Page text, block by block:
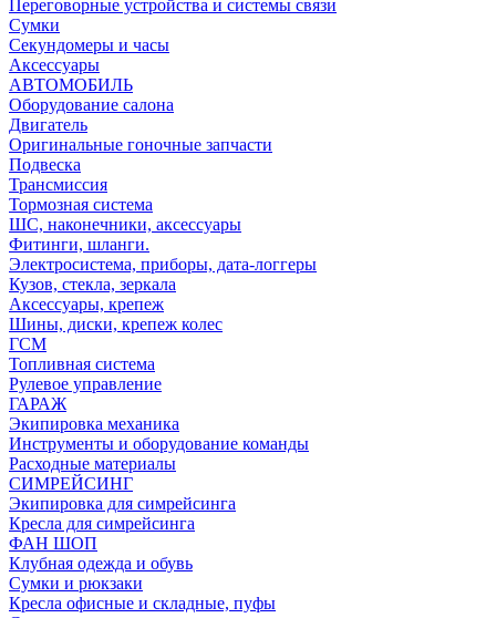
Переговорные устройства и системы связи
Сумки
Секундомеры и часы
Аксессуары
АВТОМОБИЛЬ
Оборудование салона
Двигатель
Оригинальные гоночные запчасти
Подвеска
Трансмиссия
Тормозная система
ШС, наконечники, аксессуары
Фитинги, шланги.
Электросистема, приборы, дата-логгеры
Кузов, стекла, зеркала
Аксессуары, крепеж
Шины, диски, крепеж колес
ГСМ
Топливная система
Рулевое управление
ГАРАЖ
Экипировка механика
Инструменты и оборудование команды
Расходные материалы
СИМРЕЙСИНГ
Экипировка для симрейсинга
Кресла для симрейсинга
ФАН ШОП
Клубная одежда и обувь
Сумки и рюкзаки
Кресла офисные и складные, пуфы